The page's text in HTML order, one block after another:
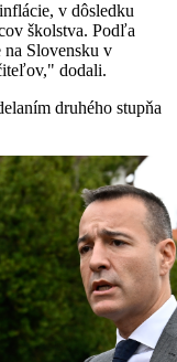
v dôsledku
školstva. Podľa
Slovensku v
dodali.
druhého stupňa